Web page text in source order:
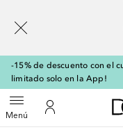
-15% de descuento con el
limitado solo en la App!
MenúAbrir menúMi cuenta
Regresar
Ejecutar búsqueda